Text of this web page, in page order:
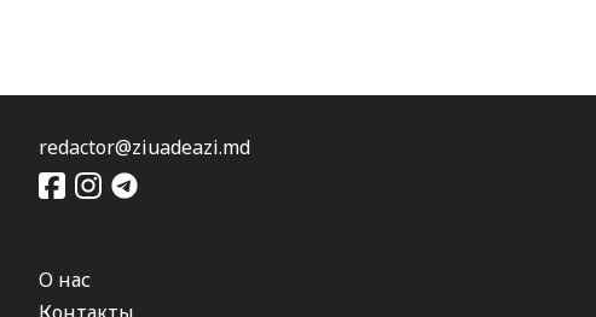
redactor@ziuadeazi.md
О нас